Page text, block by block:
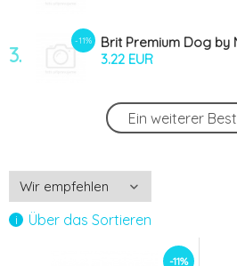
3.
-11%
Brit Premium Dog by
Snacks L 250g
3.22 EUR
Kelpa Bioveta 90g
16.1 EUR
5.
Canvit Snacks
250g
2.96 EUR
Ein weiterer
Über das Sortieren
-11%